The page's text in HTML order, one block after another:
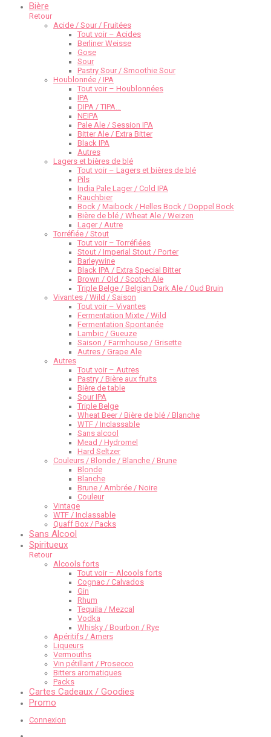
Bière
Retour
Acide / Sour / Fruitées
Tout voir – Acides
Berliner Weisse
Gose
Sour
Pastry Sour / Smoothie Sour
Houblonnée / IPA
Tout voir – Houblonnées
IPA
DIPA / TIPA…
NEIPA
Pale Ale / Session IPA
Bitter Ale / Extra Bitter
Black IPA
Autres
Lagers et bières de blé
Tout voir – Lagers et bières de blé
Pils
India Pale Lager / Cold IPA
Rauchbier
Bock / Maibock / Helles Bock / Doppel Bock
Bière de blé / Wheat Ale / Weizen
Lager / Autre
Torréfiée / Stout
Tout voir – Torréfiées
Stout / Imperial Stout / Porter
Barleywine
Black IPA / Extra Special Bitter
Brown / Old / Scotch Ale
Triple Belge / Belgian Dark Ale / Oud Bruin
Vivantes / Wild / Saison
Tout voir – Vivantes
Fermentation Mixte / Wild
Fermentation Spontanée
Lambic / Gueuze
Saison / Farmhouse / Grisette
Autres / Grape Ale
Autres
Tout voir – Autres
Pastry / Bière aux fruits
Bière de table
Sour IPA
Triple Belge
Wheat Beer / Bière de blé / Blanche
WTF / Inclassable
Sans alcool
Mead / Hydromel
Hard Seltzer
Couleurs / Blonde / Blanche / Brune
Blonde
Blanche
Brune / Ambrée / Noire
Couleur
Vintage
WTF / Inclassable
Quaff Box / Packs
Sans Alcool
Spiritueux
Retour
Alcools forts
Tout voir – Alcools forts
Cognac / Calvados
Gin
Rhum
Tequila / Mezcal
Vodka
Whisky / Bourbon / Rye
Apéritifs / Amers
Liqueurs
Vermouths
Vin pétillant / Prosecco
Bitters aromatiques
Packs
Cartes Cadeaux / Goodies
Promo
Connexion